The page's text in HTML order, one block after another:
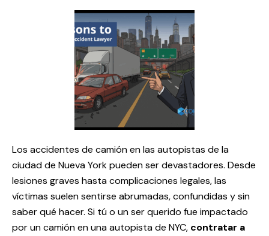
Los accidentes de camión en las autopistas de la
ciudad de Nueva York pueden ser devastadores. Desde
lesiones graves hasta complicaciones legales, las
víctimas suelen sentirse abrumadas, confundidas y sin
saber qué hacer. Si tú o un ser querido fue impactado
por un camión en una autopista de NYC, contratar a